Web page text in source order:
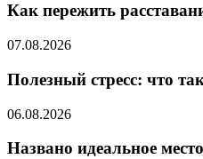
Как пережить
07.08.2026
Полезный стресс: что
06.08.2026
Названо идеальное